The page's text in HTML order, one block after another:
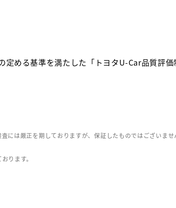
める基準を満たした「トヨタU-Car品質評
には厳正を期しておりますが、保証したものではございま
ります。